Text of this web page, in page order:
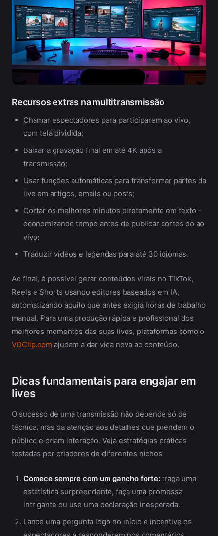
Recursos extras na multitransmissão
Chamar espectadores para participarem ao vivo,
com tela dividida;
Baixar a gravação final em até 4K após a
transmissão;
Usar funções automáticas para transformar partes da
live em artigos, emails ou posts;
Cortar os melhores minutos diretamente em texto –
economizando tempo antes de publicar cortes do ao
vivo;
Traduzir vídeos e legendas para até 30 idiomas.
Ao final, é possível gerar conteúdos virais no TikTok,
Reels e Shorts usando editores baseados em IA,
automatizando aquilo que antes exigia horas de trabalho
manual. Para uma produção rápida e profissional dos
melhores momentos das suas lives, plataformas como o
VDClip.com ajudam a dar vida nova ao conteúdo.
Dicas fundamentais para engajar em
lives
O sucesso de uma transmissão não depende só de
técnica, mas da atenção aos detalhes que prendem o
público e criam interação. Veja estratégias práticas
testadas por criadores de diferentes nichos:
Comece sempre com um gancho forte: traga uma
estatística surpreendente, faça uma promessa
intrigante ou use uma declaração inesperada.
Lance uma pergunta logo no início e incentive os